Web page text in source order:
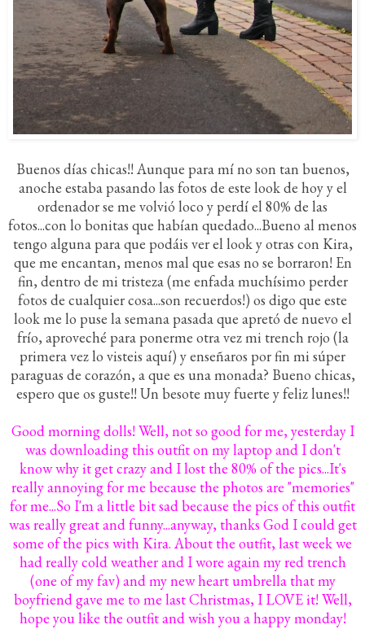
Buenos días chicas!! Aunque para mí no son tan buenos,
anoche estaba pasando las fotos de este look de hoy y el
ordenador se me volvió loco y perdí el 80% de las
fotos...con lo bonitas que habían quedado...Bueno al menos
tengo alguna para que podáis ver el look y otras con Kira,
que me encantan, menos mal que esas no se borraron! En
fin, dentro de mi tristeza (me enfada muchísimo perder
fotos de cualquier cosa...son recuerdos!) os digo que este
look me lo puse la semana pasada que apretó de nuevo el
frío, aproveché para ponerme otra vez mi trench rojo (la
primera vez lo visteis aquí) y enseñaros por fin mi súper
paraguas de corazón, a que es una monada? Bueno chicas,
espero que os guste!! Un besote muy fuerte y feliz lunes!!
Good morning dolls! Well, not so good for me, yesterday I
was downloading this outfit on my laptop and I don't
know why it get crazy and I lost the 80% of the pics...It's
really annoying for me because the photos are "memories"
for me...So I'm a little bit sad because the pics of this outfit
was really great and funny...anyway, thanks God I could get
some of the pics with Kira. About the outfit, last week we
had really cold weather and I wore again my red trench
(one of my fav) and my new heart umbrella that my
boyfriend gave me to me last Christmas, I LOVE it! Well,
hope you like the outfit and wish you a happy monday!